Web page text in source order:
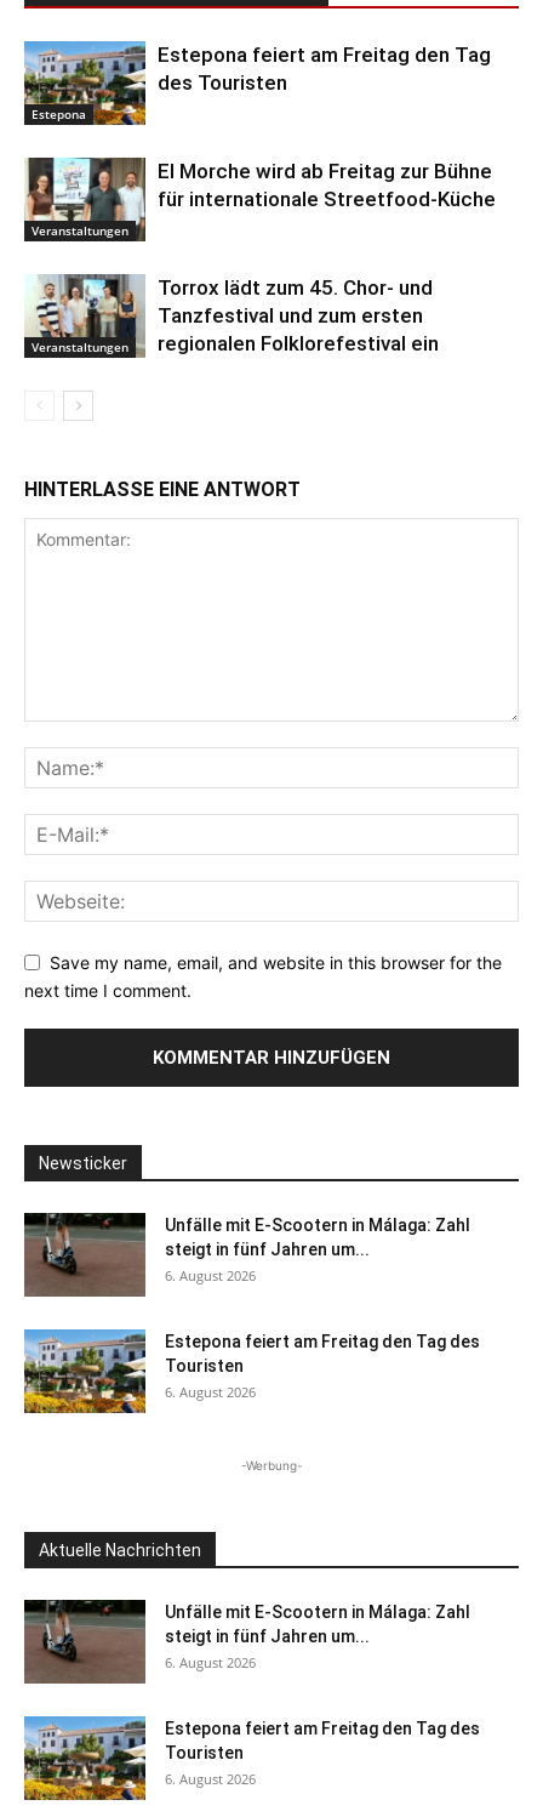
Estepona
Estepona feiert am Freitag den Tag
des Touristen
Veranstaltungen
El Morche wird ab Freitag zur Bühne
für internationale Streetfood-Küche
Veranstaltungen
Torrox lädt zum 45. Chor- und
Tanzfestival und zum ersten
regionalen Folklorefestival ein
HINTERLASSE EINE ANTWORT
Save my name, email, and website in this browser for the
next time I comment.
Newsticker
Unfälle mit E-Scootern in Málaga: Zahl
steigt in fünf Jahren um...
6. August 2026
Estepona feiert am Freitag den Tag des
Touristen
6. August 2026
-Werbung-
Aktuelle Nachrichten
Unfälle mit E-Scootern in Málaga: Zahl
steigt in fünf Jahren um...
6. August 2026
Estepona feiert am Freitag den Tag des
Touristen
6. August 2026